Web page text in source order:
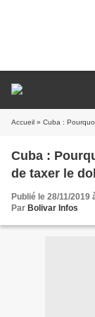
Accueil » Cuba :
Cuba :
de taxer le
Publié le 28/11/2019
Par Bolivar Infos